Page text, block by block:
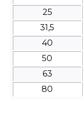
25
31,5
40
50
63
80